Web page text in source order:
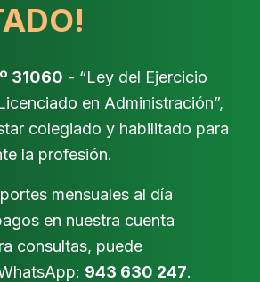
31060 - “Ley del Ejercicio
en Administración”,
colegiado y habilitado para
la profesión.
mensuales al día
en nuestra cuenta
consultas, puede
943 630 247.